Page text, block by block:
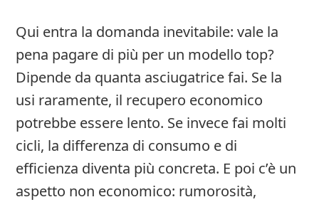
Qui entra la domanda inevitabile: vale la
pena pagare di più per un modello top?
Dipende da quanta asciugatrice fai. Se la
usi raramente, il recupero economico
potrebbe essere lento. Se invece fai molti
cicli, la differenza di consumo e di
efficienza diventa più concreta. E poi c’è un
aspetto non economico: rumorosità,